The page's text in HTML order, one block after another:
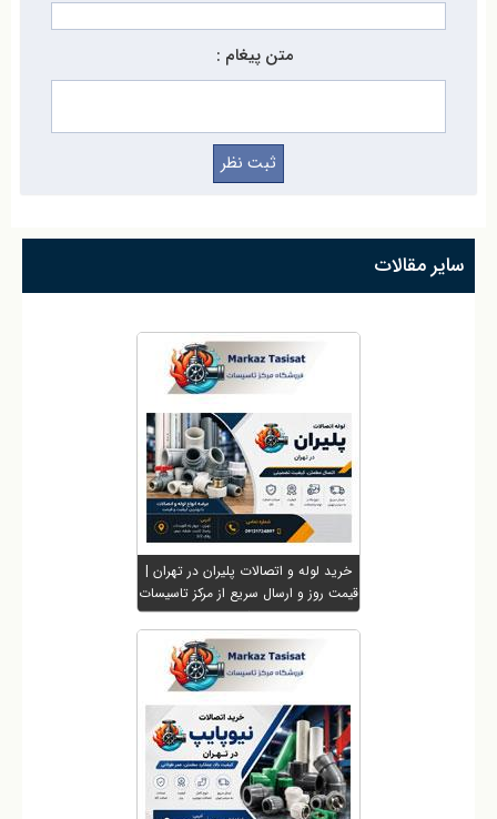
متن پیغام :
سایر مقالات
خرید لوله و اتصالات پلیران در تهران |
قیمت روز و ارسال سریع از مرکز تاسیسات
⭐